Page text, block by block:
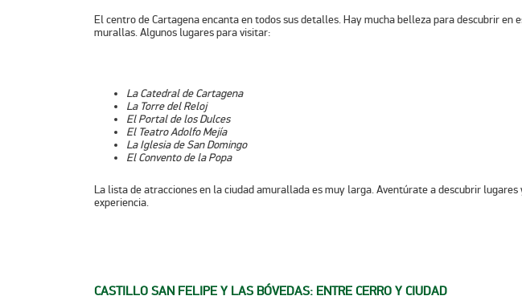
El centro de Cartagena encanta en todos sus detalles. Hay mucha belleza para descubrir en
murallas. Algunos lugares para visitar:
La Catedral de Cartagena
La Torre del Reloj
El Portal de los Dulces
El Teatro Adolfo Mejía
La Iglesia de San Domingo
El Convento de la Popa
La lista de atracciones en la ciudad amurallada es muy larga. Aventúrate a descubrir
experiencia.
CASTILLO SAN FELIPE Y LAS BÓVEDAS: ENTRE CERRO Y CIUDAD